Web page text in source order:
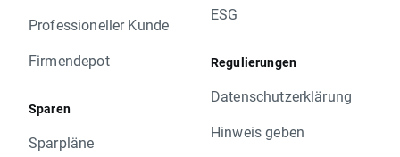
Professioneller Kunde
Firmendepot
Sparen
Sparpläne
ESG
Regulierungen
Datenschutzerklärung
Hinweis geben